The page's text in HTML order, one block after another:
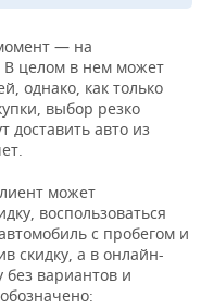
— на
В целом в нем может
однако, как только
выбор резко
доставить авто из
может
воспользоваться
с пробегом и
скидку, а в онлайн-
без вариантов и